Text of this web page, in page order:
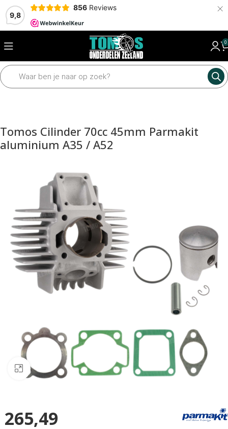
9,8
856 Reviews ×
0
Home Motordelen Cilinder Cilinders
Tomos Cilinder 70cc 45mm Parmakit
aluminium A35 / A52
Klik om te vergroten
265,49